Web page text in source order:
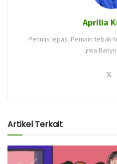
Aprilia
Penulis lepas. Pemain tebak-
jiwa
Artikel Terkait